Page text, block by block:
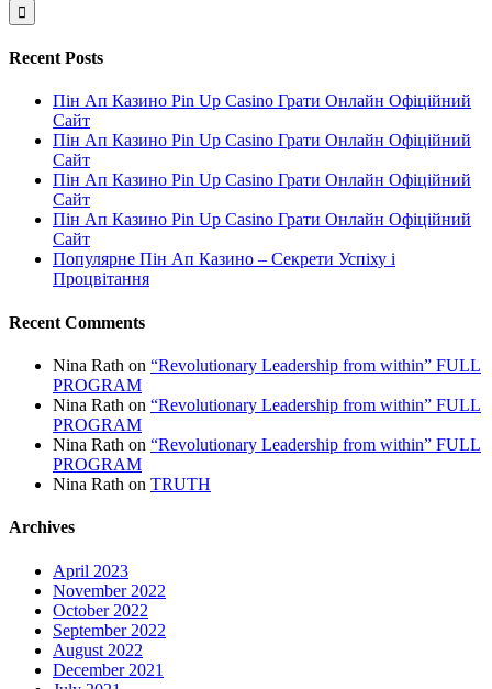
Recent Posts
Пін Ап Казино Pin Up Casino Грати Онлайн Офіційний
Сайт
Пін Ап Казино Pin Up Casino Грати Онлайн Офіційний
Сайт
Пін Ап Казино Pin Up Casino Грати Онлайн Офіційний
Сайт
Пін Ап Казино Pin Up Casino Грати Онлайн Офіційний
Сайт
Популярне Пін Ап Казино – Секрети Успіху і
Процвітання
Recent Comments
Nina Rath on “Revolutionary Leadership from within” FULL
PROGRAM
Nina Rath on “Revolutionary Leadership from within” FULL
PROGRAM
Nina Rath on “Revolutionary Leadership from within” FULL
PROGRAM
Nina Rath on TRUTH
Archives
April 2023
November 2022
October 2022
September 2022
August 2022
December 2021